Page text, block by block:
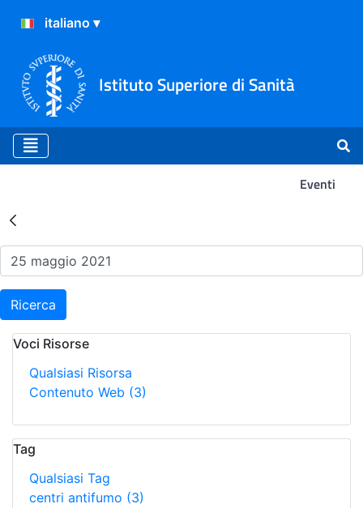
Istituto Superiore di Sanità
Eventi
Risultati della Ricerca -
Ricerca
Voci Risorse
Qualsiasi Risorsa
Contenuto Web (3)
Tag
Qualsiasi Tag
centri antifumo (3)